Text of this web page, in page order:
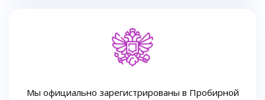
Мы официально зарегистрированы в Пробирной